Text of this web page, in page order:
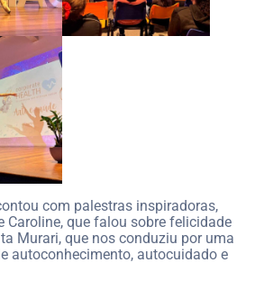
com palestras inspiradoras,
Caroline, que falou sobre felicidade
Murari, que nos conduziu por uma
autoconhecimento, autocuidado e